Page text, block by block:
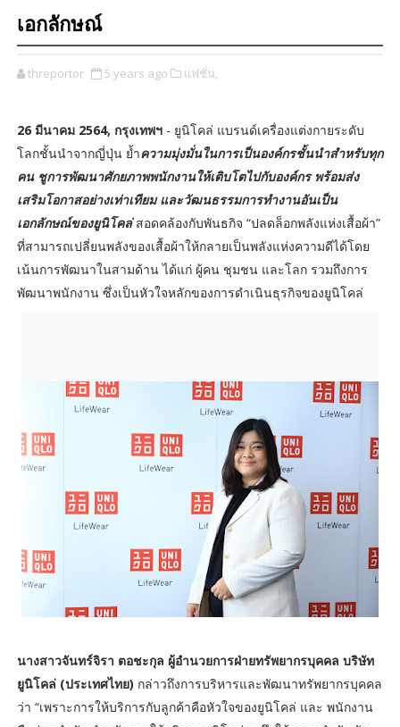
เอกลักษณ์
threportor 5 years ago แฟชั่น,
26 มีนาคม 2564, กรุงเทพฯ- ยูนิโคล่ แบรนด์เครื่องแต่งกายระดับ
โลกชั้นนำจากญี่ปุ่น ย้ำความมุ่งมั่นในการเป็นองค์กรชั้นนำสำหรับทุก
คน ชูการพัฒนาศักยภาพพนักงานให้เติบโตไปกับองค์กร พร้อมส่ง
เสริมโอกาสอย่างเท่าเทียม และวัฒนธรรมการทำงานอันเป็น
เอกลักษณ์ของยูนิโคล่สอดคล้องกับพันธกิจ “ปลดล็อกพลังแห่งเสื้อผ้า”
ที่สามารถเปลี่ยนพลังของเสื้อผ้าให้กลายเป็นพลังแห่งความดีได้โดย
เน้นการพัฒนาในสามด้าน ได้แก่ ผู้คน ชุมชน และโลก รวมถึงการ
พัฒนาพนักงาน ซึ่งเป็นหัวใจหลักของการดำเนินธุรกิจของยูนิโคล่
นางสาวจันทร์จิรา ตอชะกุล ผู้อำนวยการฝ่ายทรัพยากรบุคคล บริษัท
ยูนิโคล่ (ประเทศไทย) กล่าวถึงการบริหารและพัฒนาทรัพยากรบุคคล
ว่า “เพราะการให้บริการกับลูกค้าคือหัวใจของยูนิโคล่ และ พนักงาน